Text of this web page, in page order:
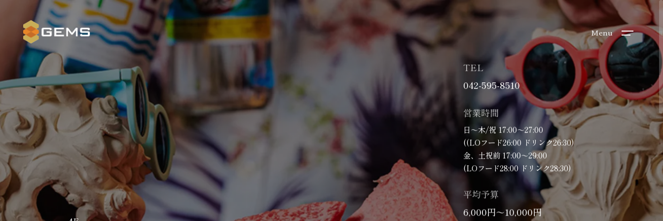
Menu
TEL
042-595-8510
営業時間
日～木/祝 17:00～27:00
((LOフード26:00 ドリンク26:30)
金、土祝前 17:00～29:00
(LOフード28:00 ドリンク28:30)
平均予算
6,000円～10,000円